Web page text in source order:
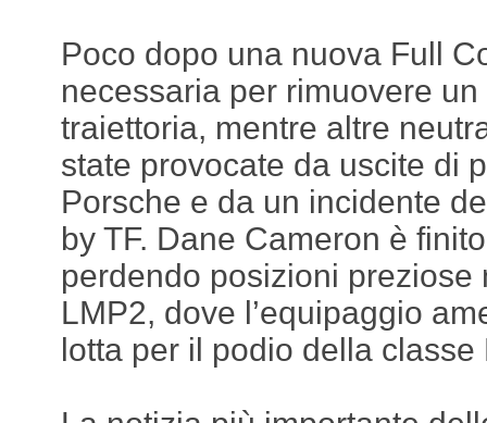
Poco dopo una nuova Full
necessaria per rimuovere
traiettoria, mentre altre
state provocate da uscite di
Porsche e da un incidente
by TF. Dane Cameron è
perdendo posizioni preziose
LMP2, dove l’equipaggio
lotta per il podio della classe